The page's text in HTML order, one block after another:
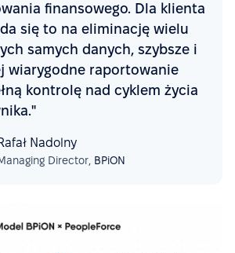
finansowego. Dla klienta
się to na eliminację wielu
samych danych, szybsze i
wiarygodne raportowanie
kontrolę nad cyklem życia
Nadolny
Director, BPiON